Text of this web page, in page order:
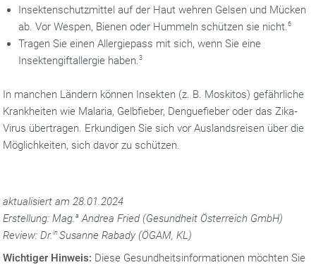
Insektenschutzmittel auf der Haut wehren Gelsen und Mücken
ab. Vor Wespen, Bienen oder Hummeln schützen sie nicht.6
Tragen Sie einen Allergiepass mit sich, wenn Sie eine
Insektengiftallergie haben.3
In manchen Ländern können Insekten (z. B. Moskitos) gefährliche
Krankheiten wie Malaria, Gelbfieber, Denguefieber oder das Zika‐
Virus übertragen. Erkundigen Sie sich vor Auslandsreisen über die
Möglichkeiten, sich davor zu schützen.
aktualisiert am 28.01.2024
Erstellung: Mag.a Andrea Fried (Gesundheit Österreich GmbH)
Review: Dr.in Susanne Rabady (ÖGAM, KL)
Wichtiger Hinweis: Diese Gesundheitsinformationen möchten Sie